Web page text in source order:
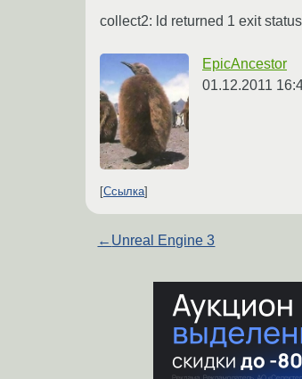
collect2: ld returned 1 exit status
EpicAncestor
01.12.2011
Ссылка
← Unreal Engine 3